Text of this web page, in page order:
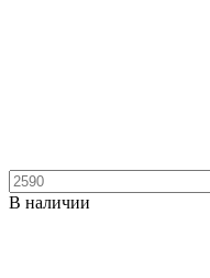
В наличии